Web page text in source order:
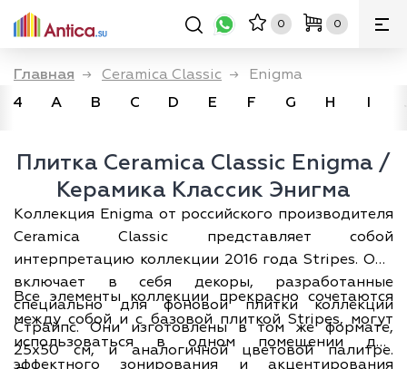
0 0
Главная → Ceramica Classic →
Enigma
4
A B C D E F G H I
Плитка Ceramica Classic Enigma /
Керамика Классик Энигма
Коллекция Enigma от российского производителя
Ceramica Classic представляет собой
интерпретацию коллекции 2016 года Stripes. Она
включает в себя декоры, разработанные
специально для фоновой плитки коллекции
Страйпс. Они изготовлены в том же формате,
25х50 см, и аналогичной цветовой палитре.
Все элементы коллекции прекрасно сочетаются
между собой и с базовой плиткой Stripes, могут
использоваться в одном помещении для
эффектного зонирования и акцентирования